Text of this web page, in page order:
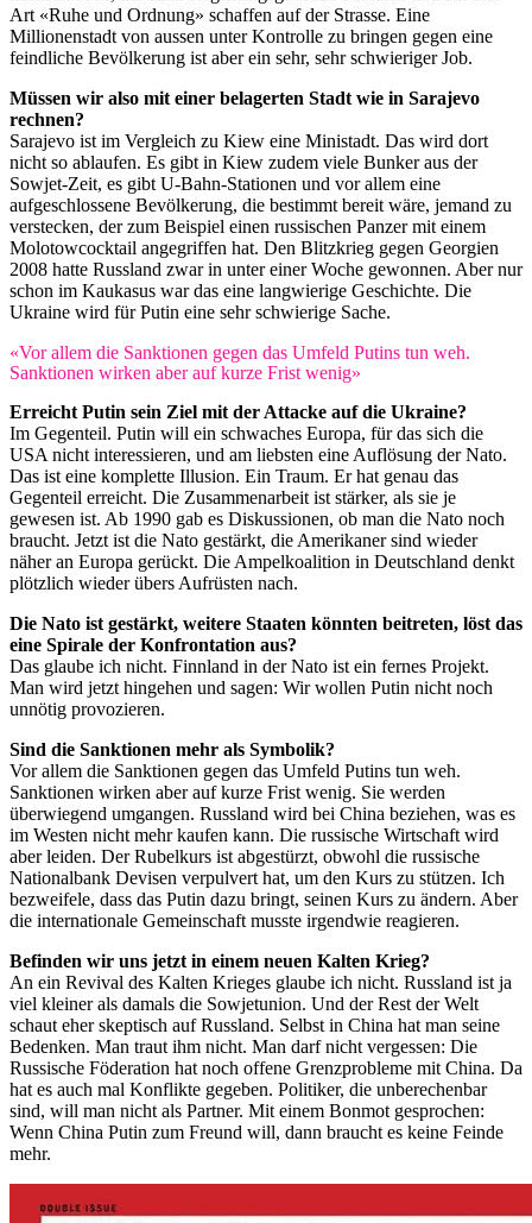
Art «Ruhe und Ordnung» schaffen auf der Strasse. Eine
Millionenstadt von aussen unter Kontrolle zu bringen gegen eine
feindliche Bevölkerung ist aber ein sehr, sehr schwieriger Job.
Müssen wir also mit einer belagerten Stadt wie in Sarajevo
rechnen?
Sarajevo ist im Vergleich zu Kiew eine Ministadt. Das wird dort
nicht so ablaufen. Es gibt in Kiew zudem viele Bunker aus der
Sowjet-Zeit, es gibt ­U-Bahn-Stationen und vor allem eine
aufgeschlossene Bevölkerung, die bestimmt bereit wäre, jemand zu
verstecken, der zum Beispiel einen russischen Panzer mit einem
Molotowcocktail angegriffen hat. Den Blitzkrieg gegen Georgien
2008 hatte Russland zwar in unter einer Woche gewonnen. Aber nur
schon im Kaukasus war das eine langwierige Geschichte. Die
Ukraine wird für Putin eine sehr schwierige Sache.
«Vor allem die Sanktionen gegen das Umfeld Putins tun weh.
Sanktionen wirken aber auf kurze Frist wenig»
Erreicht Putin sein Ziel mit der Attacke auf die Ukraine?
Im Gegenteil. Putin will ein schwaches Europa, für das sich die
USA nicht interessieren, und am liebsten eine Auflösung der Nato.
Das ist eine komplette Illusion. Ein Traum. Er hat genau das
Gegenteil erreicht. Die Zusammenarbeit ist stärker, als sie je
gewesen ist. Ab 1990 gab es Diskussionen, ob man die Nato noch
braucht. Jetzt ist die Nato gestärkt, die Amerikaner sind wieder
näher an Europa gerückt. Die Ampelkoalition in Deutschland denkt
plötzlich wieder übers Aufrüsten nach.
Die Nato ist gestärkt, weitere Staaten könnten beitreten, löst das
eine Spirale der Konfrontation aus?
Das glaube ich nicht. Finnland in der Nato ist ein fernes Projekt.
Man wird jetzt hingehen und sagen: Wir wollen Putin nicht noch
unnötig provozieren.
Sind die Sanktionen mehr als Symbolik?
Vor allem die Sanktionen gegen das Umfeld Putins tun weh.
Sanktionen wirken aber auf kurze Frist wenig. Sie werden
überwiegend umgangen. Russland wird bei China beziehen, was es
im Westen nicht mehr kaufen kann. Die russische Wirtschaft wird
aber leiden. Der Rubelkurs ist abgestürzt, obwohl die russische
Nationalbank Devisen verpulvert hat, um den Kurs zu stützen. Ich
bezweifele, dass das Putin dazu bringt, seinen Kurs zu ändern. Aber
die internationale Gemeinschaft musste irgendwie reagieren.
Befinden wir uns jetzt in einem neuen Kalten Krieg?
An ein Revival des Kalten Krieges glaube ich nicht. Russland ist ja
viel kleiner als damals die Sowjetunion. Und der Rest der Welt
schaut eher skeptisch auf Russland. Selbst in China hat man seine
Bedenken. Man traut ihm nicht. Man darf nicht vergessen: Die
Russische ­Föderation hat noch offene Grenzprobleme mit China. Da
hat es auch mal Konflikte gegeben. Politiker, die unberechenbar
sind, will man nicht als Partner. Mit einem Bonmot gesprochen:
Wenn China Putin zum Freund will, dann braucht es keine Feinde
mehr.